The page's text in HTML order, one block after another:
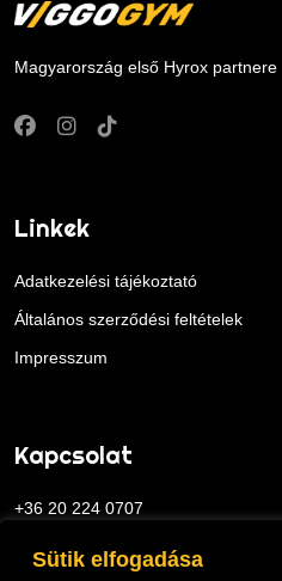
Sütik elfogadása
Magyarország első Hyrox partnere
Linkek
Adatkezelési tájékoztató
Általános szerződési feltételek
Impresszum
Kapcsolat
+36 20 224 0707